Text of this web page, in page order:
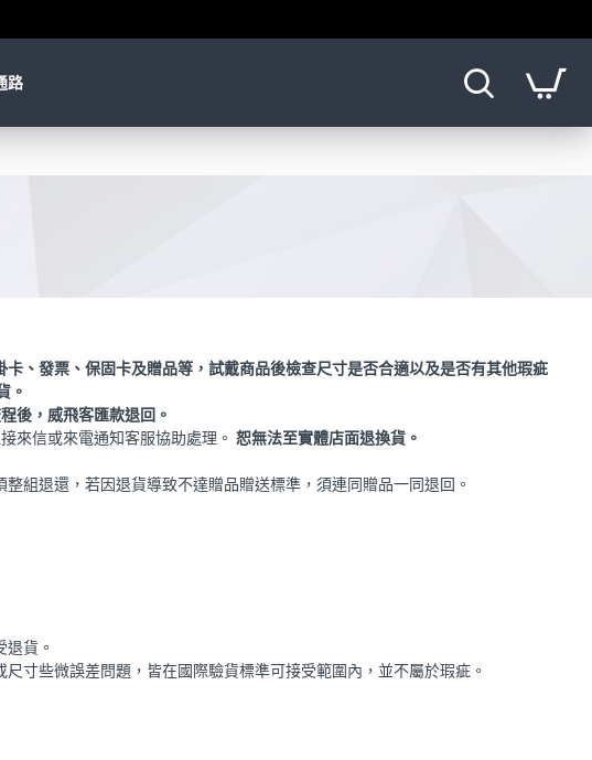
路
、發票、保固卡及贈品等，試戴商品後檢查尺寸是否合適以及是否有其他瑕疵
。
後，威飛客匯款退回。
來信或來電通知客服協助處理。 恕無法至實體店面退換貨。
組退還，若因退貨導致不達贈品贈送標準，須連同贈品一同退回。
貨。
寸些微誤差問題，皆在國際驗貨標準可接受範圍內，並不屬於瑕疵。